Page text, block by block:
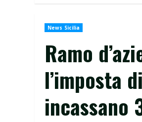
News Sicilia
Ramo
l’imposta
incassano